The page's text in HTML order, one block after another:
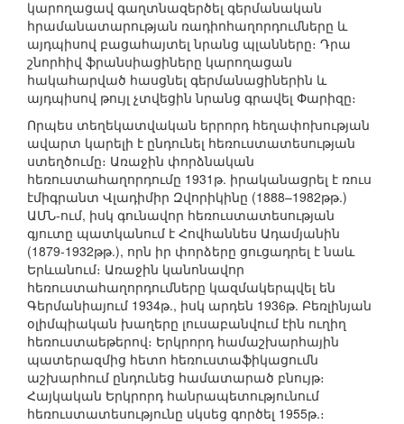
կարողացավ գաղտնազերծել գերմանական
հրամանատարության ռադիոհաղորդումները և
այդպիսով բացահայտել նրանց պլանները։ Դրա
շնորհիվ ֆրանսիացիները կարողացան
հակահարված հասցնել գերմանացիներին և
այդպիսով թույլ չտվեցին նրանց գրավել Փարիզը։
Որպես տեղեկատվական երրորդ հեղափոխության
ավարտ կարելի է ընդունել հեռուստատեսության
ստեղծումը։ Առաջին փորձնական
հեռուստահաղորդումը 1931թ. իրականացրել է ռուս
էմիգրանտ Վլադիմիր Զվորիկինը (1888–1982թթ.)
ԱՄՆ-ում, իսկ գունավոր հեռուստատեսության
գյուտը պատկանում է Հովհաննես Ադամյանին
(1879-1932թթ.), որն իր փորձերը ցուցադրել է նաև
Երևանում։ Առաջին կանոնավոր
հեռուստահաղորդումները կազմակերպվել են
Գերմանիայում 1934թ., իսկ արդեն 1936թ. Բեռլինյան
օլիմպիական խաղերը լուսաբանվում էին ուղիղ
հեռուստաեթերով։ Երկրորդ համաշխարհային
պատերազմից հետո հեռուստաֆիկացումն
աշխարհում ընդունեց համատարած բնույթ։
Հայկական Երկրորդ հանրապետությունում
հեռուստատեսությունը սկսեց գործել 1955թ.։